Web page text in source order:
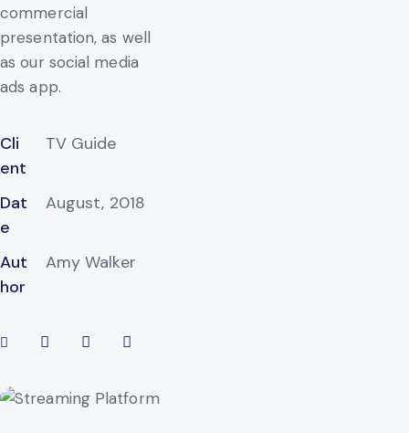
commercial
presentation, as well
as our social media
ads app.
Cli
ent
TV Guide
Dat
e
August, 2018
Aut
hor
Amy Walker